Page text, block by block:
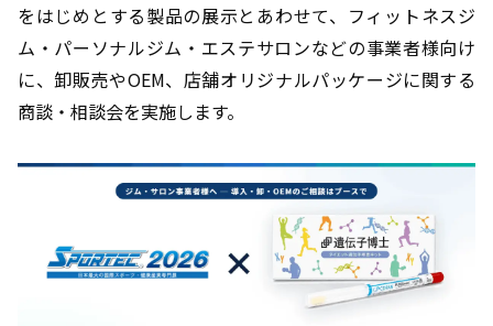
をはじめとする製品の展示とあわせて、フィットネスジ
ム・パーソナルジム・エステサロンなどの事業者様向け
に、卸販売やOEM、店舗オリジナルパッケージに関する
商談・相談会を実施します。